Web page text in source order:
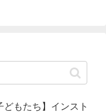
どもたち】インスト